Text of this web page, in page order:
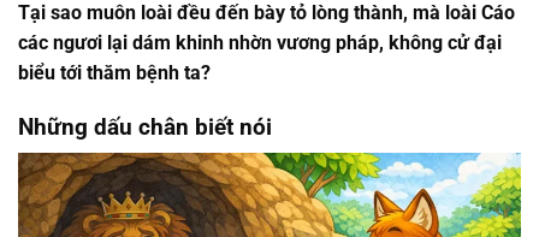
Tại sao muôn loài đều đến bày tỏ lòng thành, mà loài Cáo
các ngươi lại dám khinh nhờn vương pháp, không cử đại
biểu tới thăm bệnh ta?
Những dấu chân biết nói